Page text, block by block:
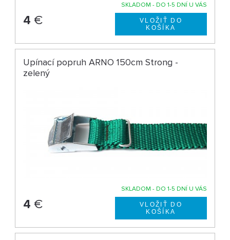
SKLADOM - DO 1-5 DNÍ U VÁS
4 €
Upínací popruh ARNO 150cm Strong -
zelený
SKLADOM - DO 1-5 DNÍ U VÁS
4 €